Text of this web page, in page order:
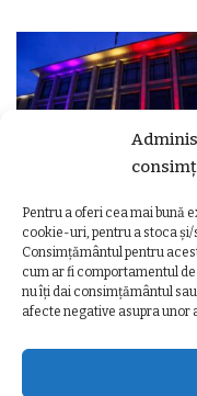
Pentru a oferi cea mai bună
cookie-uri, pentru a stoca
Consimțământul pentru
cum ar fi comportamentul
nu îți dai consimțământul
afecte negative asupra
Ziua Unirii Principatelor
– Clădiri și poduri din Cluj,
iluminate în culorile